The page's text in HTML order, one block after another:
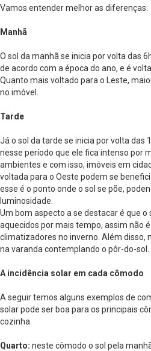
Vamos entender melhor as diferenças:
Manhã
O sol da manhã se inicia por volta das
de acordo com a época do ano, e é
Quanto mais voltado para o Leste,
no imóvel.
Tarde
Já o sol da tarde se inicia por volta das
nesse período que ele fica intenso por
ambientes e com isso, imóveis em
voltada para o Oeste podem se
esse é o ponto onde o sol se põe,
luminosidade.
Um bom aspecto a se destacar é que
aquecidos por mais tempo, assim não
climatizadores no inverno. Além disso,
na varanda contemplando o pôr-do-sol.
A incidência solar em cada cômodo
A seguir temos alguns exemplos de
solar pode ser boa para os principais
cozinha.
Quarto: neste cômodo o sol pela